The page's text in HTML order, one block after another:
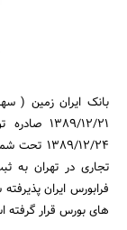
1389/
های بورس قرار گرفته